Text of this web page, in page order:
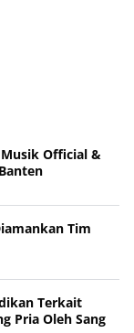
Official &
Tim
Terkait
Pria Oleh Sang